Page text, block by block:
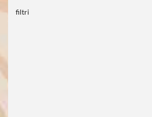
filtri